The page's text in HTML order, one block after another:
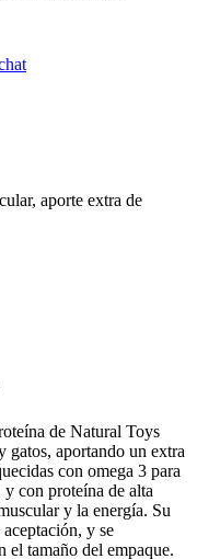
aporte extra de
de Natural Toys
gatos, aportando un extra
con omega 3 para
con proteína de alta
y la energía. Su
y se
el tamaño del empaque.